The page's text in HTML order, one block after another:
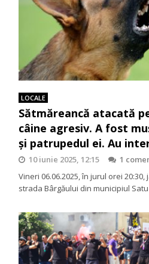
LOCALE
Sătmăreancă atacată
câine agresiv. A fost
și patrupedul ei. Au
10 iunie 2025, 12:15
1
Vineri 06.06.2025, în jurul orei
strada Bârgăului din municipiul